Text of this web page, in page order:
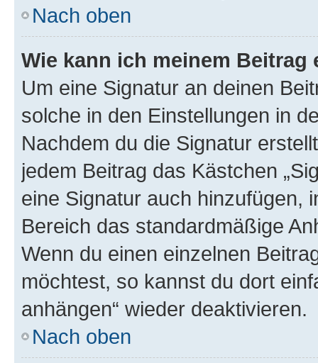
Nach oben
Wie kann ich meinem
Um eine Signatur an deinen
solche in den Einstellungen in
Nachdem du die Signatur
jedem Beitrag das Kästchen
eine Signatur auch hinzufügen,
Bereich das standardmäßige
Wenn du einen einzelnen
möchtest, so kannst du dort
anhängen“ wieder deaktivieren.
Nach oben